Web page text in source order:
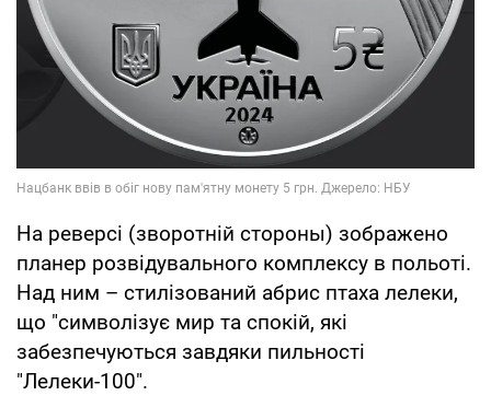
На реверсі (зворотній стороны) зображено
планер розвідувального комплексу в польоті.
Над ним – стилізований абрис птаха лелеки,
що "символізує мир та спокій, які
забезпечуються завдяки пильності
"Лелеки-100".